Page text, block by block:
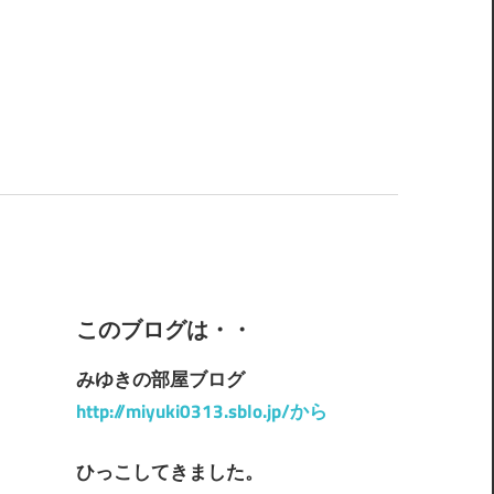
このブログは・・
みゆきの部屋ブログ
http://miyuki0313.sblo.jp/から
ひっこしてきました。